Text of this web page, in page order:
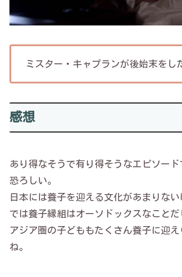
ミスター・キャプランが後始末をし
感想
あり得なそうで有り得そうなエピソード
恐ろしい。
日本には養子を迎える文化があまりな
では養子縁組はオーソドックスなことだ
アジア圏の子どももたくさん養子に迎
ね。